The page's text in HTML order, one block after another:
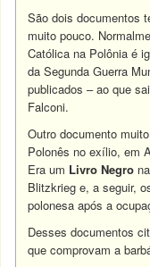
São dois documentos
muito pouco.
Católica na Polônia é
da Segunda Guerra
publicados – ao que
Falconi.
Outro documento
Polonês no exílio, em
Era um Livro Negro
Blitzkrieg e, a seguir,
polonesa após a
Desses documentos
que comprovam a